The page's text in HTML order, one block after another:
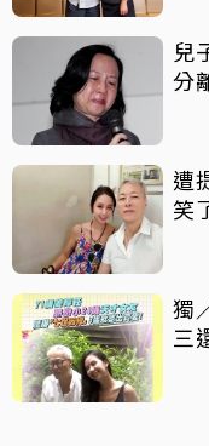
兒
分
遭
笑
獨
三